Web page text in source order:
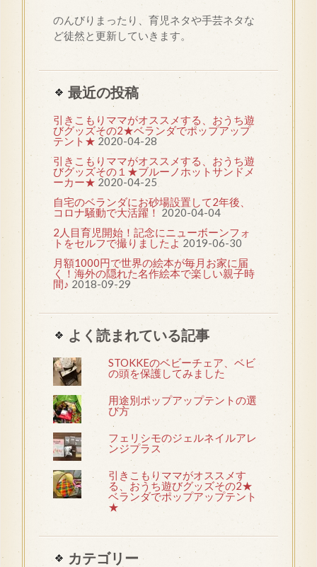
のんびりまったり、育児ネタや手芸ネタな
ど徒然と更新していきます。
最近の投稿
引きこもりママがオススメする、おうち遊
びグッズその2★ベランダでポップアップ
テント★ 2020-04-28
引きこもりママがオススメする、おうち遊
びグッズその１★ブルーノホットサンドメ
ーカー★ 2020-04-25
自宅のベランダにお砂場設置して2年後、
コロナ騒動で大活躍！ 2020-04-04
2人目育児開始！記念にニューボーンフォ
トをセルフで撮りましたよ 2019-06-30
月額1000円で世界の絵本が毎月お家に届
く！海外の隠れた名作絵本で楽しい親子時
間♪ 2018-09-29
よく読まれている記事
STOKKEのベビーチェア、ベビ
の頭を保護してみました
用途別ポップアップテントの選
び方
フェリシモのジェルネイルアレ
ンジプラス
引きこもりママがオススメす
る、おうち遊びグッズその2★
ベランダでポップアップテント
★
カテゴリー